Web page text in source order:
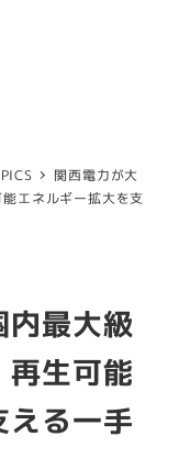
関西電力が大
エネルギー拡大を支
内最大級
再生可能
える一手